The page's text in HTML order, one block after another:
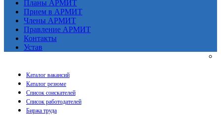
Планы АРМИТ
Прием в АРМИТ
Члены АРМИТ
Правление АРМИТ
Контакты
Устав
Каталог вакансий
Каталог резюме
Список соискателей
Список работодателей
Биржа труда